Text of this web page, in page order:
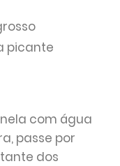
picante
com água
passe por
dos